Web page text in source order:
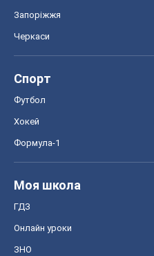
Запоріжжя
Черкаси
Спорт
Футбол
Хокей
Формула-1
Моя школа
ГДЗ
Онлайн уроки
ЗНО